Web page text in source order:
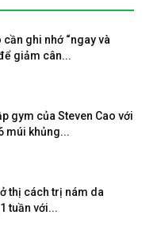
cần ghi nhớ “ngay và
để giảm cân...
gym của Steven Cao với
múi khủng...
thị cách trị nám da
tuần với...